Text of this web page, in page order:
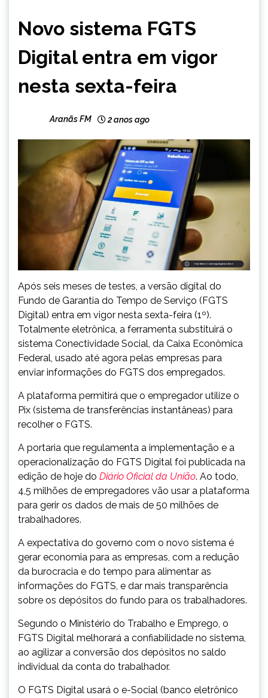
NOTÍCIAS
Novo sistema FGTS
Digital entra em vigor
nesta sexta-feira
Aranãs FM 2 anos ago
Após seis meses de testes, a versão digital do
Fundo de Garantia do Tempo de Serviço (FGTS
Digital) entra em vigor nesta sexta-feira (1º).
Totalmente eletrônica, a ferramenta substituirá o
sistema Conectividade Social, da Caixa Econômica
Federal, usado até agora pelas empresas para
enviar informações do FGTS dos empregados.
A plataforma permitirá que o empregador utilize o
Pix (sistema de transferências instantâneas) para
recolher o FGTS.
A portaria que regulamenta a implementação e a
operacionalização do FGTS Digital foi publicada na
edição de hoje do Diário Oficial da União. Ao todo,
4,5 milhões de empregadores vão usar a plataforma
para gerir os dados de mais de 50 milhões de
trabalhadores.
A expectativa do governo com o novo sistema é
gerar economia para as empresas, com a redução
da burocracia e do tempo para alimentar as
informações do FGTS, e dar mais transparência
sobre os depósitos do fundo para os trabalhadores.
Segundo o Ministério do Trabalho e Emprego, o
FGTS Digital melhorará a confiabilidade no sistema,
ao agilizar a conversão dos depósitos no saldo
individual da conta do trabalhador.
O FGTS Digital usará o e-Social (banco eletrônico